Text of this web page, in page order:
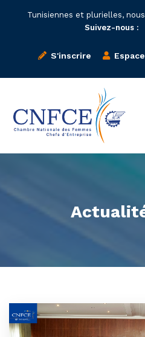
Tunisiennes et plurielles,
Suivez-nous :
S'inscrire